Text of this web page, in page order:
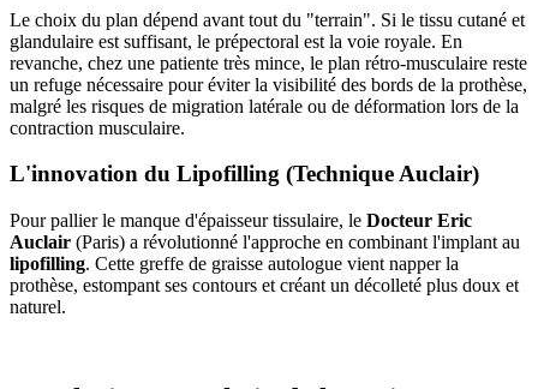
Le choix du plan dépend avant tout du "terrain". Si le tissu cutané et
glandulaire est suffisant, le prépectoral est la voie royale. En
revanche, chez une patiente très mince, le plan rétro-musculaire reste
un refuge nécessaire pour éviter la visibilité des bords de la prothèse,
malgré les risques de migration latérale ou de déformation lors de la
contraction musculaire.
L'innovation du Lipofilling (Technique Auclair)
Pour pallier le manque d'épaisseur tissulaire, le Docteur Eric
Auclair (Paris) a révolutionné l'approche en combinant l'implant au
lipofilling. Cette greffe de graisse autologue vient napper la
prothèse, estompant ses contours et créant un décolleté plus doux et
naturel.